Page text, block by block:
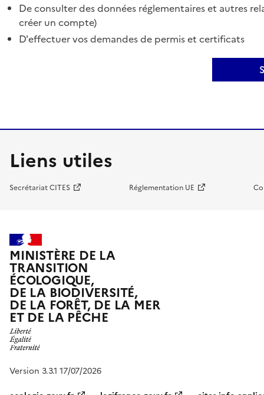
De consulter des données réglementaires et autres
créer un compte)
D'effectuer vos demandes de permis et certificats
Liens utiles
Secrétariat CITES Réglementation UE
MINISTÈRE DE LA
TRANSITION
ÉCOLOGIQUE,
DE LA BIODIVERSITÉ,
DE LA FORÊT, DE LA MER
ET DE LA PÊCHE
Version 3.3.1 17/07/2026